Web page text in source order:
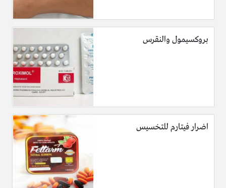
بروكسيمول والنقرس
اضرار فيتارم للتخسيس